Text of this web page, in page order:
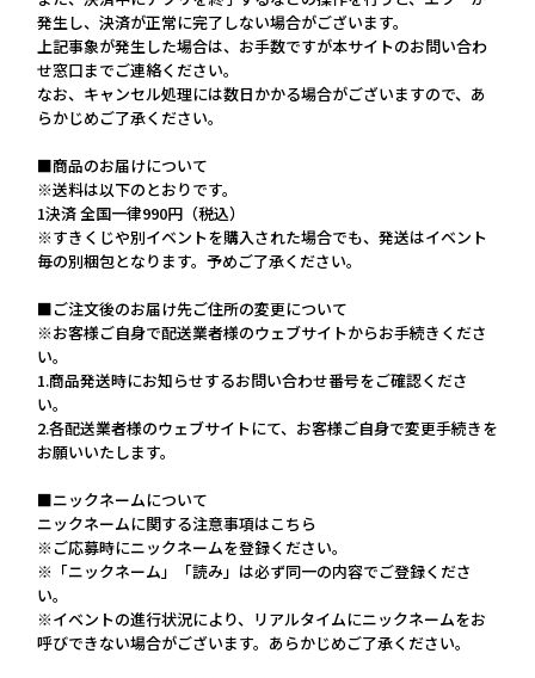
発生し、決済が正常に完了しない場合がございます。
上記事象が発生した場合は、お手数ですが本サイトのお問い合わ
せ窓口までご連絡ください。
なお、キャンセル処理には数日かかる場合がございますので、あ
らかじめご了承ください。
■商品のお届けについて
※送料は以下のとおりです。
1決済 全国一律990円（税込）
※すきくじや別イベントを購入された場合でも、発送はイベント
毎の別梱包となります。予めご了承ください。
■ご注文後のお届け先ご住所の変更について
※お客様ご自身で配送業者様のウェブサイトからお手続きくださ
い。
1.商品発送時にお知らせするお問い合わせ番号をご確認くださ
い。
2.各配送業者様のウェブサイトにて、お客様ご自身で変更手続きを
お願いいたします。
■ニックネームについて
ニックネームに関する注意事項はこちら
※ご応募時にニックネームを登録ください。
※「ニックネーム」「読み」は必ず同一の内容でご登録くださ
い。
※イベントの進行状況により、リアルタイムにニックネームをお
呼びできない場合がございます。あらかじめご了承ください。